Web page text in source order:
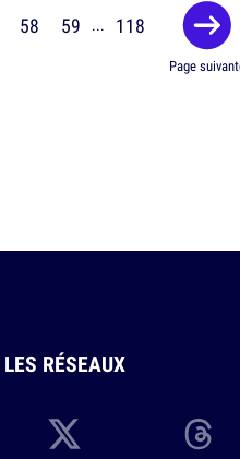
58 59 ... 118
Page
LES RÉSEAUX